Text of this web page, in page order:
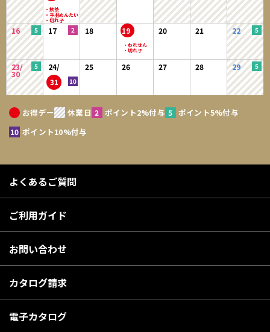
16 17 18 19 20 21 22
23/
30
24/
31
25 26 27 28 29
お得デー 休業日 ポイント2%付与
ポイント5%付与
ポイント10%付与
よくあるご質問
ご利用ガイド
お問い合わせ
カタログ請求
電子カタログ